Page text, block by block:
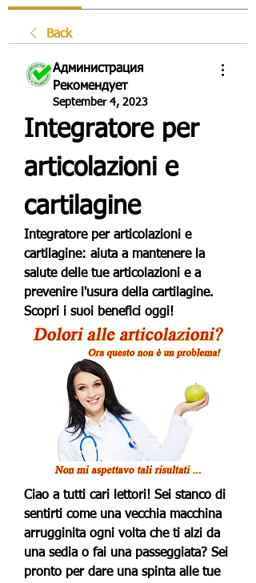
Back
Администрация
Рекомендует
September 4, 2023
Integratore per
articolazioni e
cartilagine
Integratore per articolazioni e
cartilagine: aiuta a mantenere la
salute delle tue articolazioni e a
prevenire l'usura della cartilagine.
Scopri i suoi benefici oggi!
Ciao a tutti cari lettori! Sei stanco di
sentirti come una vecchia macchina
arrugginita ogni volta che ti alzi da
una sedia o fai una passeggiata? Sei
pronto per dare una spinta alle tue